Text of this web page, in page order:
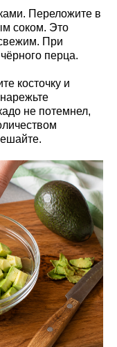
Переложите в
соком. Это
При
перца.
косточку и
не потемнел,